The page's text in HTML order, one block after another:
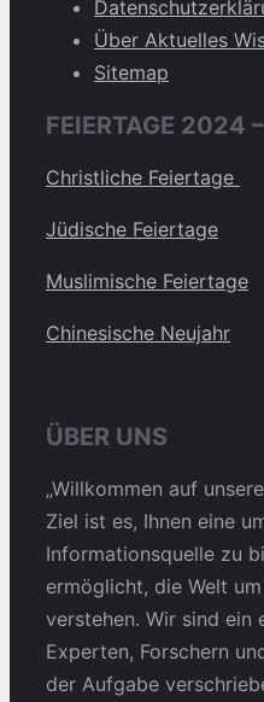
Über Aktuelles
Sitemap
FEIERTAGE 2024
Christliche Feiertage
Jüdische Feiertage
Muslimische Feiertage
Chinesische Neujahr
ÜBER UNS
„Willkommen auf
Ziel ist es, Ihnen eine
Informationsquelle zu
ermöglicht, die Welt
verstehen. Wir sind ein
Experten, Forschern
der Aufgabe